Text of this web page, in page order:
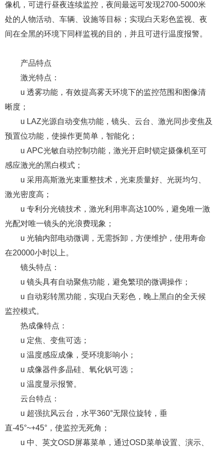
像机，可进行昼夜连续监控，夜间最远可发现2700-5000米
处的人物活动、车辆、设施等目标；实现白天彩色监视、夜
间在全黑的环境下同样监视的目的，并且可进行温度报警。
产品特点
激光特点：
u 透雾功能，有效提高雾天环境下的监控范围和图像清
晰度；
u LAZ光源自动变焦功能，镜头、云台、激光同步变焦及
预置位功能，使操作更简单，智能化；
u APC光敏自动控制功能，激光开启时锁定摄像机至可
感应激光的黑白模式；
u 采用高斯激光束重整技术，光束质量好、光斑均匀、
激光密度高；
u 专利分光镜技术，激光利用率高达100%，避免唯一激
光配对唯一镜头的光浪费现象；
u 光轴内部电动微调，无需拆卸，方便维护，使用寿命
在20000小时以上。
镜头特点：
u 镜头具有自动聚焦功能，避免繁琐的微调操作；
u 自动彩转黑功能，实现白天彩色，晚上黑白的全天候
监控模式。
热成像特点：
u 定焦、变焦可选；
u 温度感应成像，受环境影响小；
u 成像器件多晶硅、氧化钒可选；
u 温度显示报警。
云台特点：
u 超强抗风云台，水平360°无限位旋转，垂
直-45°~+45°，使监控无死角；
u 中、英文OSD屏幕菜单，通过OSD菜单设置、演示、